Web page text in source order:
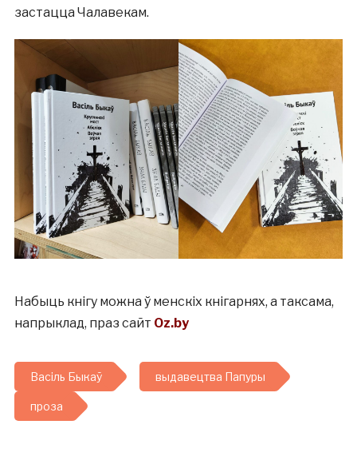
застацца Чалавекам.
Набыць кнігу можна ў менскіх кнігарнях, а таксама,
напрыклад, праз сайт Oz.by
Васіль Быкаў выдавецтва Папуры
проза